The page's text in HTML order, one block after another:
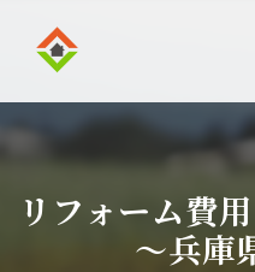
リフォーム費
～兵庫